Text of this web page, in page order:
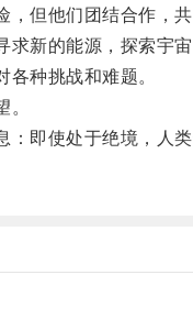
但他们团结合作，共
新的能源，探索宇宙
种挑战和难题。
使处于绝境，人类